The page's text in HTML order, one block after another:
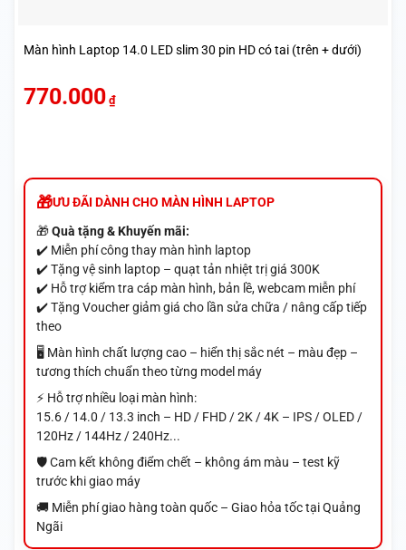
Màn hình Laptop 14.0 LED slim 30 pin HD có tai (trên + dưới)
770.000 ₫
ƯU ĐÃI DÀNH CHO MÀN HÌNH LAPTOP
🎁Quà tặng & Khuyến mãi:
✔️ Miễn phí công thay màn hình laptop
✔️ Tặng vệ sinh laptop – quạt tản nhiệt trị giá 300K
✔️ Hỗ trợ kiểm tra cáp màn hình, bản lề, webcam miễn phí
✔️ Tặng Voucher giảm giá cho lần sửa chữa / nâng cấp tiếp
theo
🖥️ Màn hình chất lượng cao – hiển thị sắc nét – màu đẹp –
tương thích chuẩn theo từng model máy
⚡ Hỗ trợ nhiều loại màn hình:
15.6 / 14.0 / 13.3 inch – HD / FHD / 2K / 4K – IPS / OLED /
120Hz / 144Hz / 240Hz...
🛡️ Cam kết không điểm chết – không ám màu – test kỹ
trước khi giao máy
🚚 Miễn phí giao hàng toàn quốc – Giao hỏa tốc tại Quảng
Ngãi